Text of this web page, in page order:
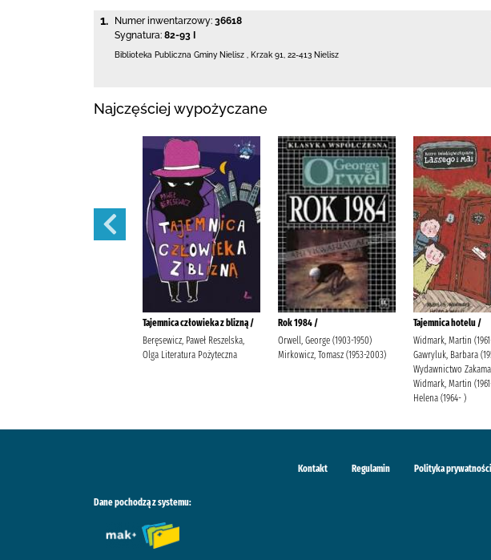
1. Numer inwentarzowy: 36618
Sygnatura: 82-93 I
Biblioteka Publiczna Gminy Nielisz Krzak 91 22-413 Nielisz
Najczęściej wypożyczane
Tajemnica człowieka z blizną /
Beręsewicz, Paweł Reszelska,
Olga Literatura Pożyteczna
Rok 1984 /
Orwell, George (1903-1950)
Mirkowicz, Tomasz (1953-2003)
Tajemnica hotelu /
Widmark, Martin
Gawryluk, Barbara
Wydawnictwo
Widmark, Martin
Helena (1964- )
Kontakt Regulamin Polityka
Dane pochodzą z systemu: